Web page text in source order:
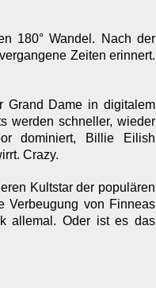
180° Wandel. Nach der
Zeiten erinnert.
Grand Dame in digitalem
werden schneller, wieder
dominiert, Billie Eilish
Crazy.
Kultstar der populären
Verbeugung von Finneas
allemal. Oder ist es das